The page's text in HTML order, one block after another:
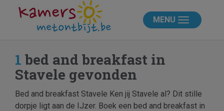
MENU
1 bed and breakfast in
Stavele gevonden
Bed and breakfast Stavele Ken jij Stavele al? Dit stille
dorpje ligt aan de IJzer. Boek een bed and breakfast in